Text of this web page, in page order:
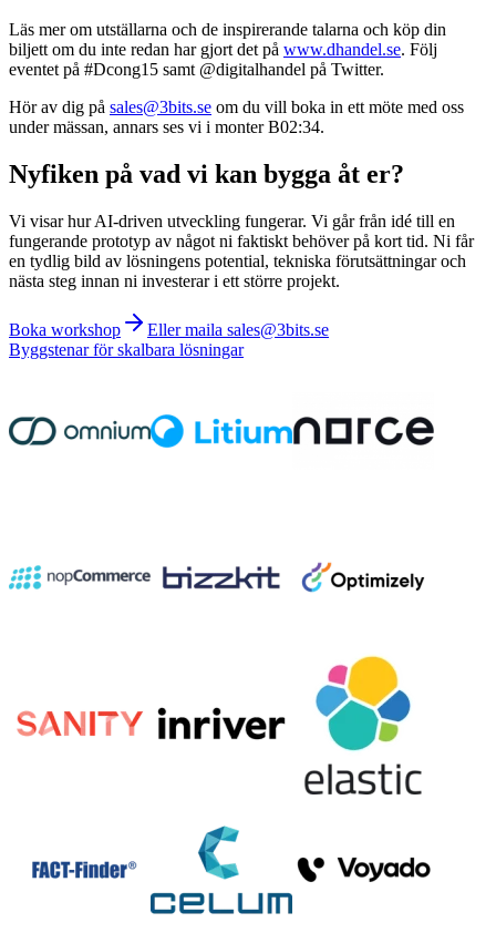
Läs mer om utställarna och de inspirerande talarna och köp din
biljett om du inte redan har gjort det på www.dhandel.se. Följ
eventet på #Dcong15 samt @digitalhandel på Twitter.
Hör av dig på sales@3bits.se om du vill boka in ett möte med oss
under mässan, annars ses vi i monter B02:34.
Nyfiken på vad vi kan bygga åt er?
Vi visar hur AI-driven utveckling fungerar. Vi går från idé till en
fungerande prototyp av något ni faktiskt behöver på kort tid. Ni får
en tydlig bild av lösningens potential, tekniska förutsättningar och
nästa steg innan ni investerar i ett större projekt.
Boka workshop
Eller maila sales@3bits.se
Byggstenar för skalbara lösningar